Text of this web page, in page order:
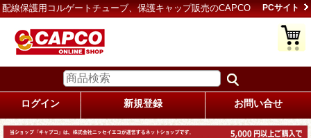
配線保護用コルゲートチューブ、保護キャップ販売のCAPCO PCサイト
ログイン 新規登録 お問い合せ